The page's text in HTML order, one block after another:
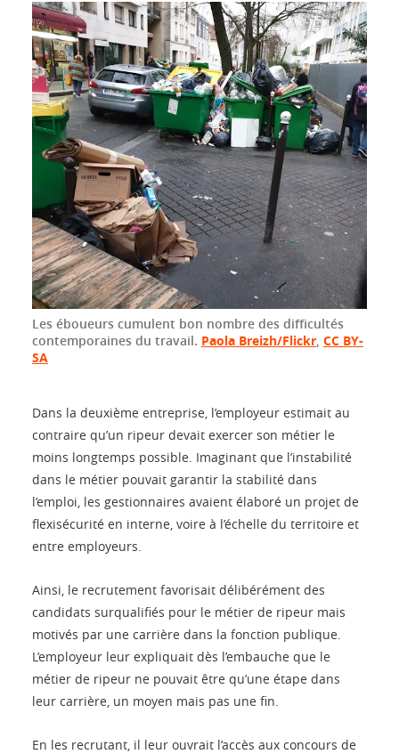
Les éboueurs cumulent bon nombre des difficultés
contemporaines du travail. Paola Breizh/Flickr, CC BY-
SA
Dans la deuxième entreprise, l’employeur estimait au
contraire qu’un ripeur devait exercer son métier le
moins longtemps possible. Imaginant que l’instabilité
dans le métier pouvait garantir la stabilité dans
l’emploi, les gestionnaires avaient élaboré un projet de
flexisécurité en interne, voire à l’échelle du territoire et
entre employeurs.
Ainsi, le recrutement favorisait délibérément des
candidats surqualifiés pour le métier de ripeur mais
motivés par une carrière dans la fonction publique.
L’employeur leur expliquait dès l’embauche que le
métier de ripeur ne pouvait être qu’une étape dans
leur carrière, un moyen mais pas une fin.
En les recrutant, il leur ouvrait l’accès aux concours de